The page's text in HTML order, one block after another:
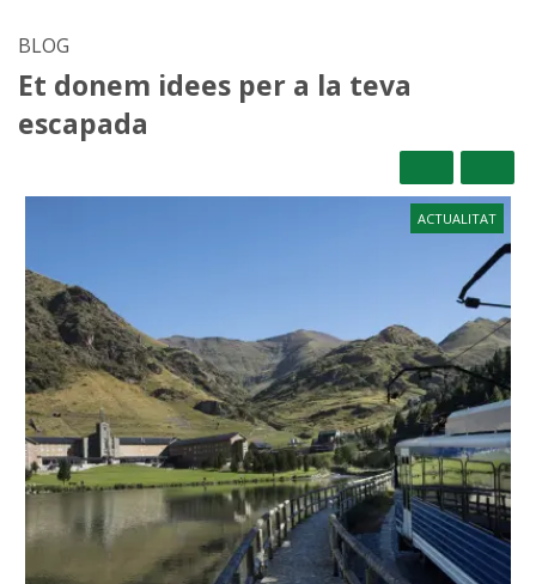
BLOG
Et donem idees per a la teva
escapada
ACTUALITAT